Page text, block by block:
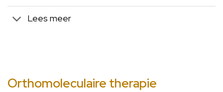
Lees meer
Orthomoleculaire therapie